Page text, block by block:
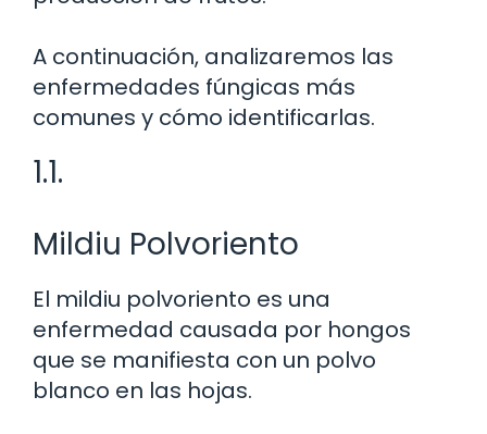
A continuación, analizaremos las
enfermedades fúngicas más
comunes y cómo identificarlas.
1.1.
Mildiu Polvoriento
El mildiu polvoriento es una
enfermedad causada por hongos
que se manifiesta con un polvo
blanco en las hojas.